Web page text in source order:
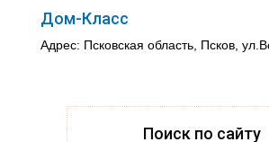
Дом-Класс
Адрес: Псковская область, Псков,
Поиск по сайту